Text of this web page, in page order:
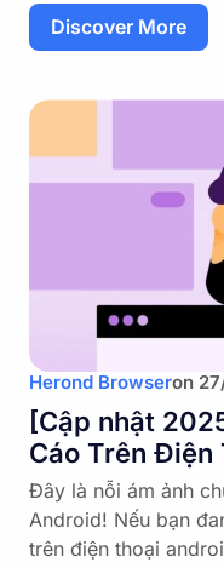
Discover More
Herond Browseron
[Cập nhật
Cáo Trên Điện
Đây là nỗi ám ảnh
Android! Nếu bạn
trên điện thoại